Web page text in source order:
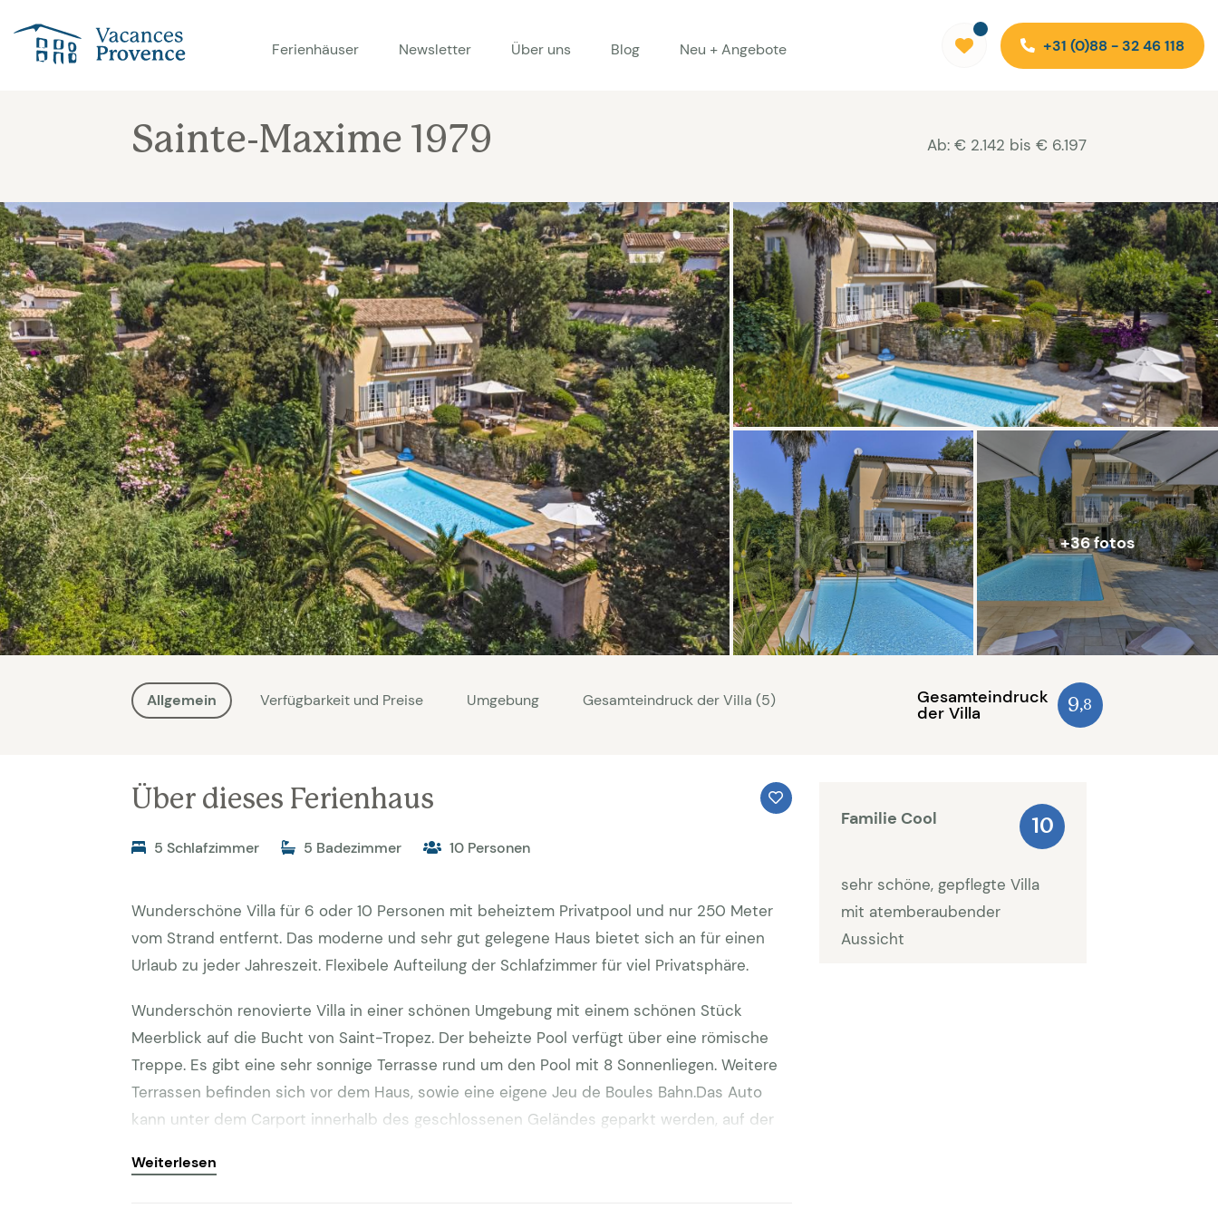
Vacances Provence
Ferienhäuser
Newsletter Über uns Blog Neu + Angebote +31 (0)88 - 32 46 118
Sainte-Maxime 1979 Ab: € 2.142 bis € 6.197
+36 fotos
Allgemein Verfügbarkeit und Preise Umgebung Gesamteindruck der Villa (5) Gesamteindruck
der Villa 9,8
Über dieses Ferienhaus
5 Schlafzimmer 5 Badezimmer 10 Personen
Wunderschöne Villa für 6 oder 10 Personen mit beheiztem Privatpool und nur 250 Meter
vom Strand entfernt. Das moderne und sehr gut gelegene Haus bietet sich an für einen
Urlaub zu jeder Jahreszeit. Flexibele Aufteilung der Schlafzimmer für viel Privatsphäre.
Wunderschön renovierte Villa in einer schönen Umgebung mit einem schönen Stück
Meerblick auf die Bucht von Saint-Tropez. Der beheizte Pool verfügt über eine römische
Treppe. Es gibt eine sehr sonnige Terrasse rund um den Pool mit 8 Sonnenliegen. Weitere
Terrassen befinden sich vor dem Haus, sowie eine eigene Jeu de Boules Bahn.Das Auto
kann unter dem Carport innerhalb des geschlossenen Geländes geparkt werden, auf der
den Garten hinunter auf das Niveau der Villa. Beim Haus gibt es eine große Terrasse mit
Weiterlesen
Familie Cool 10
sehr schöne, gepflegte Villa
mit atemberaubender
Aussicht